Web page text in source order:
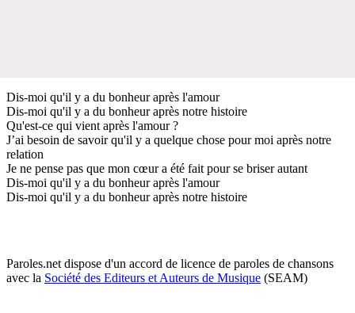
Dis-moi qu'il y a du bonheur après l'amour
Dis-moi qu'il y a du bonheur après notre histoire
Qu'est-ce qui vient après l'amour ?
J’ai besoin de savoir qu'il y a quelque chose pour moi après notre
relation
Je ne pense pas que mon cœur a été fait pour se briser autant
Dis-moi qu'il y a du bonheur après l'amour
Dis-moi qu'il y a du bonheur après notre histoire
Paroles.net dispose d'un accord de licence de paroles de chansons
avec la Société des Editeurs et Auteurs de Musique (SEAM)